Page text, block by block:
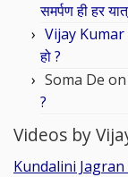
समर्पण ही हर
Vijay Kumar
हो ?
Soma De
?
Videos by
Kundalini